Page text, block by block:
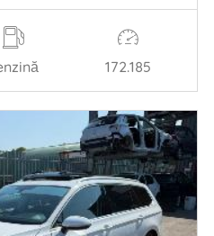
172.185